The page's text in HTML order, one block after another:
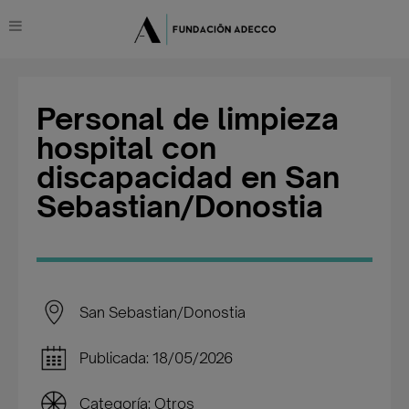
Personal de limpieza
hospital con
discapacidad en San
Sebastian/Donostia
San Sebastian/Donostia
Publicada: 18/05/2026
Categoría: Otros